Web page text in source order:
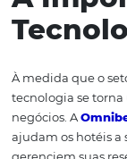
renda para a
como um